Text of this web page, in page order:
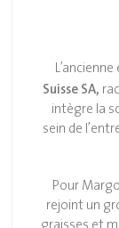
Suisse SA,
intègre la
sein de
Pour
rejoint un